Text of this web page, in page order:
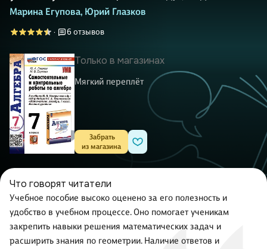
редакцией С. А. Теляковского "Математика.
Марина Егупова, Юрий Глазков
· 6 отзывов
Только в магазинах
Мягкий переплёт
Забрать
из магазина
Что говорят читатели
Учебное пособие высоко оценено за его полезность и
удобство в учебном процессе. Оно помогает ученикам
закрепить навыки решения математических задач и
расширить знания по геометрии. Наличие ответов и